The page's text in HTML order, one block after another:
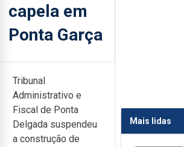
capela em
Ponta Garça
Tribunal
Administrativo e
Fiscal de Ponta
Delgada suspendeu
a construção de
Mais lidas